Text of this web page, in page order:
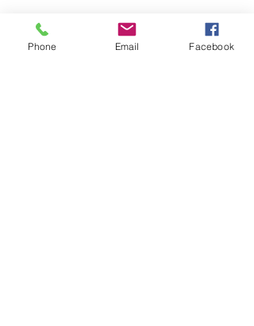
Municipios
Phone Email Facebook